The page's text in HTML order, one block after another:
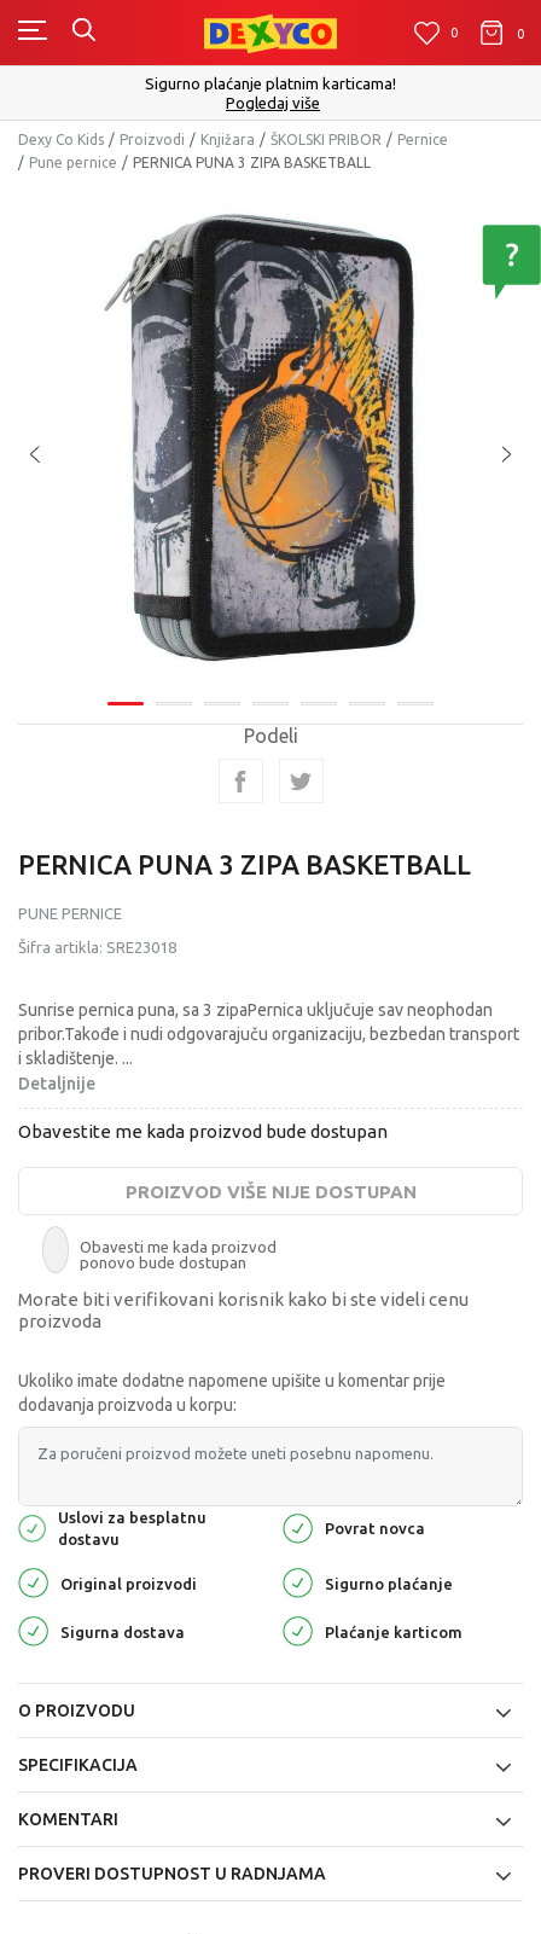
0 0
Click&Collect - Platite karticom Online i preuzmite
Dexy Co Kids Proizvodi Knjižara ŠKOLSKI PRIBOR
Pernice
Pune pernice
PERNICA PUNA 3 ZIPA BASKETBALL
Podeli
PERNICA PUNA 3 ZIPA BASKETBALL
PUNE PERNICE
Šifra artikla: SRE23018
Sunrise pernica puna, sa 3 zipaPernica uključuje sav neophodan
pribor.Takođe i nudi odgovarajuču organizaciju, bezbedan transport
i skladištenje. ...
Detaljnije
Obavestite me kada proizvod bude dostupan
PROIZVOD VIŠE NIJE DOSTUPAN
Obavesti me kada proizvod
ponovo bude dostupan
Morate biti verifikovani korisnik kako bi ste videli cenu
proizvoda
Ukoliko imate dodatne napomene upišite u komentar prije
dodavanja proizvoda u korpu:
Uslovi za besplatnu
dostavu
Povrat novca
Original proizvodi Sigurno plaćanje
Sigurna dostava Plaćanje karticom
O PROIZVODU
SPECIFIKACIJA
KOMENTARI
PROVERI DOSTUPNOST U RADNJAMA